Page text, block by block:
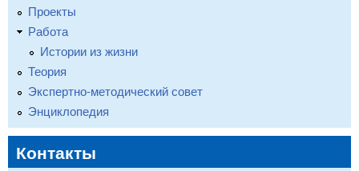
Проекты
Работа
Истории из жизни
Теория
Экспертно-методический совет
Энциклопедия
Контакты